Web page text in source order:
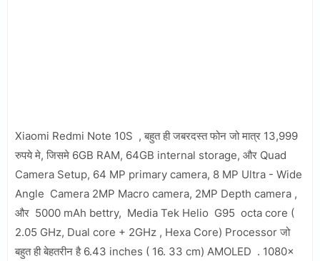
Xiaomi Redmi Note 10S , बहुत ही जबरदस्त फोन जो मात्र 13,999
रुपये मे, जिसमे 6GB RAM, 64GB internal storage, और Quad
Camera Setup, 64 MP primary camera, 8 MP Ultra - Wide
Angle Camera 2MP Macro camera, 2MP Depth camera ,
और 5000 mAh bettry, Media Tek Helio G95 octa core (
2.05 GHz, Dual core + 2GHz , Hexa Core) Processor जो
बहुत ही बेहतरीन है 6.43 inches ( 16. 33 cm) AMOLED . 1080x